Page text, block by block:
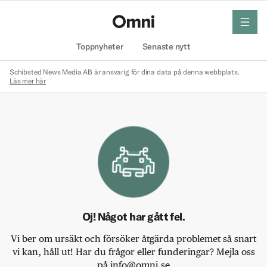
Toppnyheter Senaste nytt
meny
Schibsted News Media AB är ansvarig för dina data på denna webbplats.
Läs mer här
Oj! Något har gått fel.
Vi ber om ursäkt och försöker åtgärda problemet så snart
vi kan, håll ut! Har du frågor eller funderingar? Mejla oss